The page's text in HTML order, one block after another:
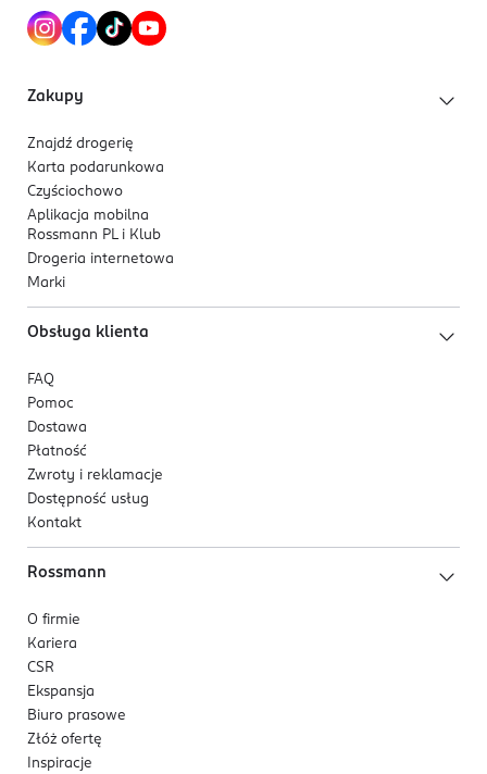
Zakupy
Znajdź drogerię
Karta podarunkowa
Czyściochowo
Aplikacja mobilna
Rossmann PL i Klub
Drogeria internetowa
Marki
Obsługa klienta
FAQ
Pomoc
Dostawa
Płatność
Zwroty i reklamacje
Dostępność usług
Kontakt
Rossmann
O firmie
Kariera
CSR
Ekspansja
Biuro prasowe
Złóż ofertę
Inspiracje